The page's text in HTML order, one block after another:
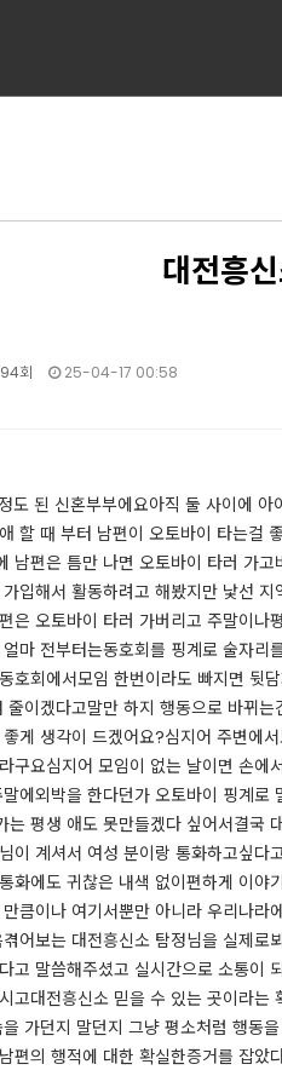
대전흥
회 25-04-17 00:58
도 된 신혼부부에요아직 둘 사이에
할 때 부터 남편이 오토바이 타는걸
남편은 틈만 나면 오토바이 타러 가
입해서 활동하려고 해봤지만 낯선
은 오토바이 타러 가버리고 주말이
마 전부터는동호회를 핑계로 술자
호회에서모임 한번이라도 빠지면 뒷
줄이겠다고말만 하지 행동으로 바뀌
게 생각이 드겠어요?심지어 주변에
구요​​​심지어 모임이 없는 날이면 손
에외박을 한다던가 오토바이 핑계
는 평생 애도 못만들겠다 싶어서결국
이 계셔서 여성 분이랑 통화하고싶
화에도 귀찮은 내색 없이편하게 이
큼이나 여기서뿐만 아니라 우리나
어보는 대전흥신소 탐정님을 실제
고 말씀해주셨고 실시간으로 소통이
고대전흥신소 믿을 수 있는 곳이라
가던지 말던지 그냥 평소처럼 행동
편의 행적에 대한 확실한증거를 잡